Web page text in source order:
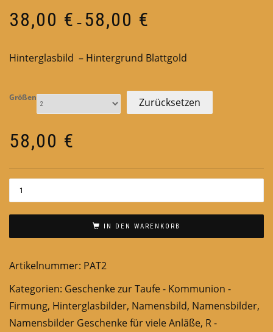
38,00 € – 58,00 €
58,00 €
Hinterglasbild – Hintergrund Blattgold
Größen Zurücksetzen
58,00 €
IN DEN WARENKORB
Artikelnummer: PAT2
Kategorien: Geschenke zur Taufe - Kommunion -
Firmung, Hinterglasbilder, Namensbild, Namensbilder,
Namensbilder Geschenke für viele Anläße, R -